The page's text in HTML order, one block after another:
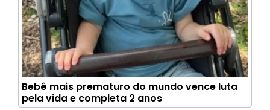
Bebê mais prematuro do mundo vence luta
pela vida e completa 2 anos